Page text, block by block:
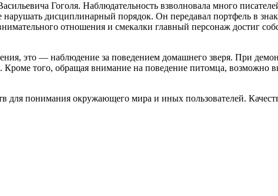
Гоголя. Наблюдательность взволновала много
дисциплинарный порядок. Он передавал портфель в
отношения и смекалки главный персонаж достиг
это — наблюдение за поведением домашнего зверя. При
Кроме того, обращая внимание на поведение питомца, возможно
для понимания окружающего мира и иных пользователей.